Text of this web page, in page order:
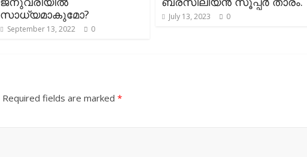
സാധ്യമാകുമോ?
September 13, 2022 0
July 13, 2023 0
Required fields are marked *